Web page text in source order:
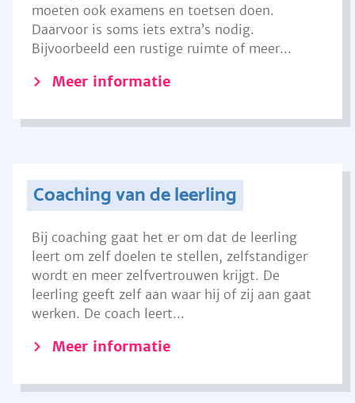
moeten ook examens en toetsen doen.
Daarvoor is soms iets extra’s nodig.
Bijvoorbeeld een rustige ruimte of meer...
Meer informatie
Coaching van de leerling
Bij coaching gaat het er om dat de leerling
leert om zelf doelen te stellen, zelfstandiger
wordt en meer zelfvertrouwen krijgt. De
leerling geeft zelf aan waar hij of zij aan gaat
werken. De coach leert...
Meer informatie